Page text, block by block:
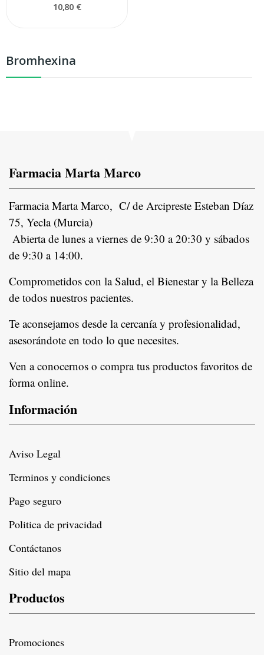
Bromhexina
10,80 €
Farmacia Marta Marco
Farmacia Marta Marco, C/ de Arcipreste Esteban Díaz
75, Yecla (Murcia)
Abierta de lunes a viernes de 9:30 a 20:30 y sábados
de 9:30 a 14:00.
Comprometidos con la Salud, el Bienestar y la Belleza
de todos nuestros pacientes.
Te aconsejamos desde la cercanía y profesionalidad,
asesorándote en todo lo que necesites.
Ven a conocernos o compra tus productos favoritos de
forma online.
Información
Aviso Legal
Terminos y condiciones
Pago seguro
Politica de privacidad
Contáctanos
Sitio del mapa
Productos
Promociones